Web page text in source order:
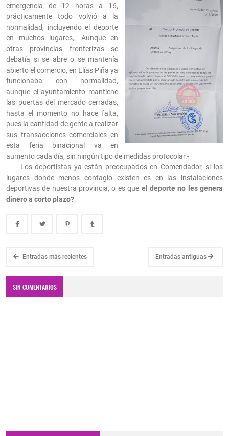
emergencia de 12 horas a 16,
prácticamente todo volvió a la
normalidad, incluyendo el deporte
en muchos lugares,. Aunque en
otras provincias fronterizas se
debatía si se abre o se mantenía
abierto el comercio, en Elías Piña ya
funcionaba con normalidad,
aunque el ayuntamiento mantiene
las puertas del mercado cerradas,
hasta el momento no hace falta,
pues la cantidad de gente a realizar
sus transacciones comerciales en
esta feria binacional va en
aumento cada día, sin ningún tipo de medidas protocolar.-
Los deportistas ya están preocupados en Comendador, si los
lugares donde menos contagio existen es en las instalaciones
deportivas de nuestra provincia, o es que el deporte no les genera
dinero a corto plazo?
Entradas más recientes Entradas antiguas
SIN COMENTARIOS